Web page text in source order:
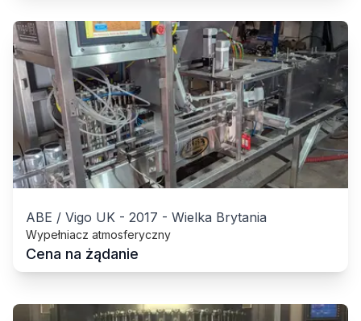
ABE / Vigo UK - 2017 - Wielka Brytania
Wypełniacz atmosferyczny
Cena na żądanie